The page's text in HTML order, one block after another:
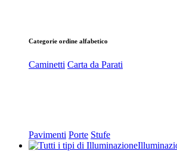
Categorie ordine alfabetico
Caminetti Carta da Parati
Pavimenti Porte Stufe